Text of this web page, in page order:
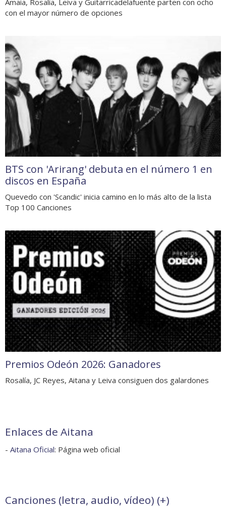
con el mayor número de opciones
BTS con 'Arirang' debuta en el número 1 en
discos en España
Quevedo con 'Scandic' inicia camino en lo más alto de la lista
Top 100 Canciones
Premios Odeón 2026: Ganadores
Rosalía, JC Reyes, Aitana y Leiva consiguen dos galardones
Enlaces de Aitana
- Aitana Oficial: Página web oficial
Canciones (letra, audio, vídeo) (+)